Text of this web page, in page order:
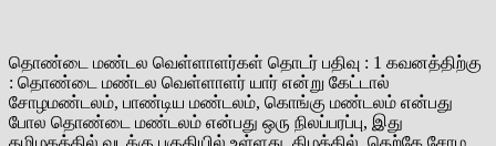
தொண்டை மண்டல வெள்ளாளர்கள் தொடர் பதிவு : 1 கவனத்திற்கு
: தொண்டை மண்டல வெள்ளாளர் யார் என்று கேட்டால்
சோழமண்டலம், பாண்டிய மண்டலம், கொங்கு மண்டலம் என்பது
போல தொண்டை மண்டலம் என்பது ஒரு நிலப்பரப்பு, இது
தமிழகத்தில் வடக்கு பகுதியில் உள்ளது, கிழக்கில், தெற்கே சோழ